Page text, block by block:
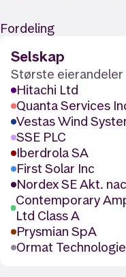
Fordeling
Selskap
Største eierandeler
Hitachi Ltd
Quanta Services
Vestas Wind
SSE PLC
Iberdrola SA
First Solar Inc
Nordex SE Akt.
Contemporary
Ltd Class A
Prysmian SpA
Ormat